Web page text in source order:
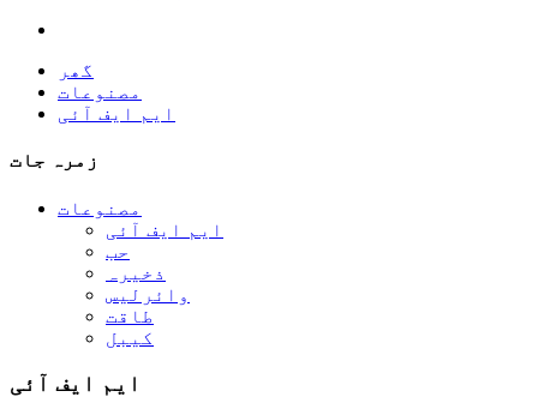
گھر
مصنوعات
ایم ایف آئی
زمرہ جات
مصنوعات
ایم ایف آئی
حب
ذخیرہ
وائرلیس
طاقت
کیبل
ایم ایف آئی